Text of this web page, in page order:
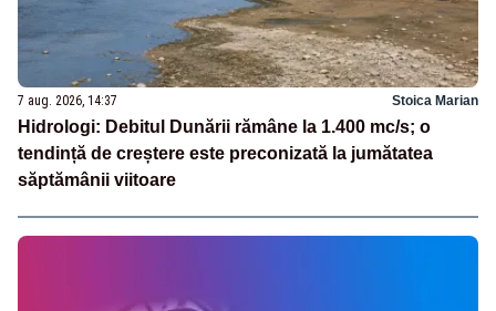
7 aug. 2026, 14:37 Stoica Marian
Hidrologi: Debitul Dunării rămâne la 1.400 mc/s; o
tendință de creștere este preconizată la jumătatea
săptămânii viitoare